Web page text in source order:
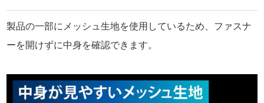
製品の一部にメッシュ生地を使用しているため、ファスナ
ーを開けずに中身を確認できます。